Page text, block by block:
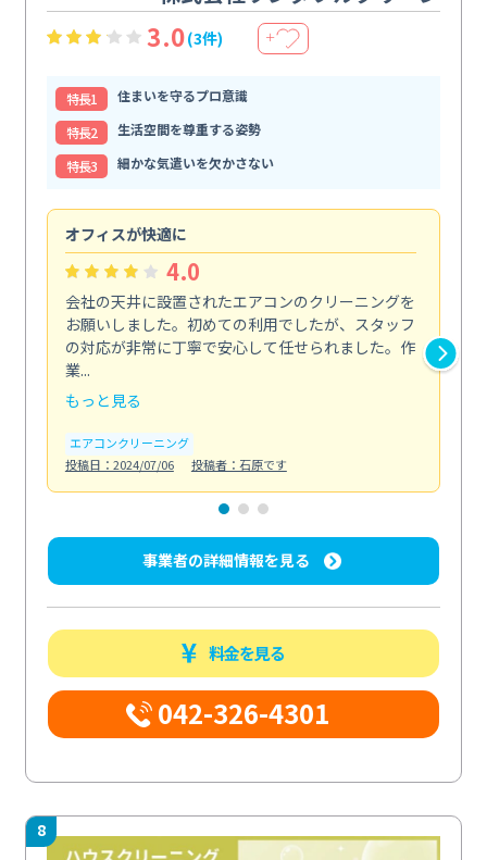
3.0(3件) ＋
特⻑1
住まいを守るプロ意識
特⻑2
生活空間を尊重する姿勢
特⻑3
細かな気遣いを欠かさない
オフィスが快適に
4.0
会社の天井に設置されたエアコンのクリーニングを
お願いしました。初めての利用でしたが、スタッフ
の対応が非常に丁寧で安心して任せられました。作
業...
もっと見る
エアコンクリーニング
投稿日：2024/07/06
投稿者：石原です
事業者の詳細情報を見る
料金を見る
042-326-4301
8